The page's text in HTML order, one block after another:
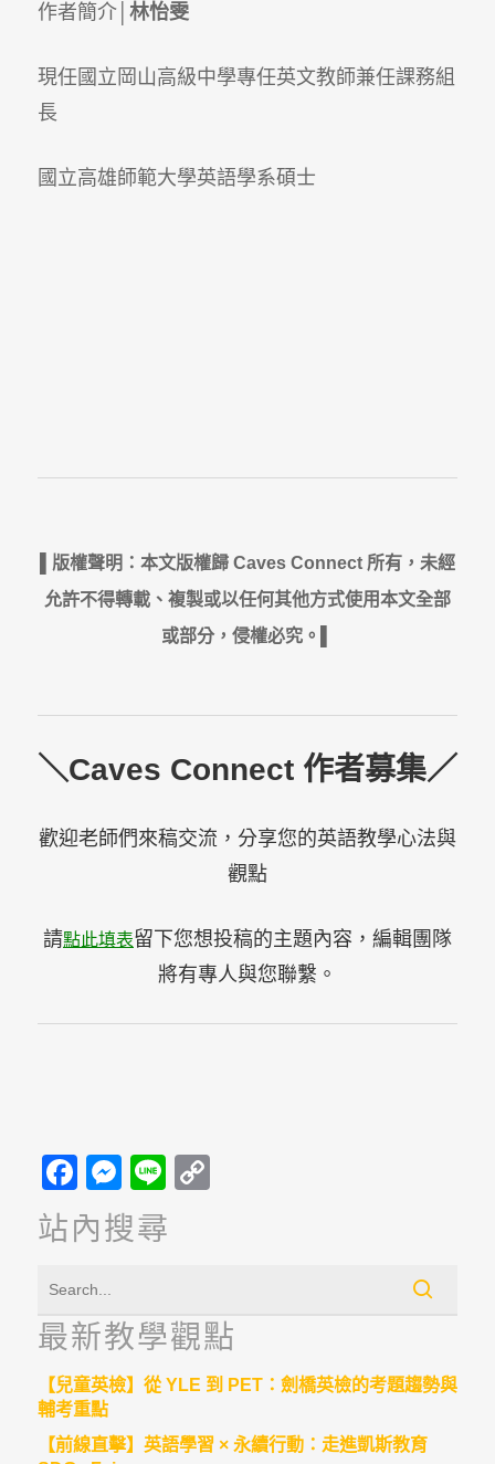
作者簡介│ 林怡雯
現任國立岡山高級中學專任英文教師兼任課務組
長
國立高雄師範大學英語學系碩士
▌版權聲明：本文版權歸 Caves Connect 所有，未經
允許不得轉載、複製或以任何其他方式使用本文全部
或部分，侵權必究。▌
＼Caves Connect 作者募集／
歡迎老師們來稿交流，分享您的英語教學心法與
觀點
請點此填表留下您想投稿的主題內容，編輯團隊
將有專人與您聯繫。
Facebook
Messenger
Line
站內搜尋
最新教學觀點
【兒童英檢】從 YLE 到 PET：劍橋英檢的考題趨勢與
輔考重點
【前線直擊】英語學習 × 永續行動：走進凱斯教育